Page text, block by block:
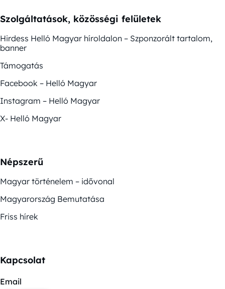
Szolgáltatások, közösségi felületek
Hirdess Helló Magyar híroldalon – Szponzorált tartalom,
banner
Támogatás
Facebook – Helló Magyar
Instagram – Helló Magyar
X- Helló Magyar
Népszerű
Magyar történelem – idővonal
Magyarország Bemutatása
Friss hírek
Kapcsolat
Email